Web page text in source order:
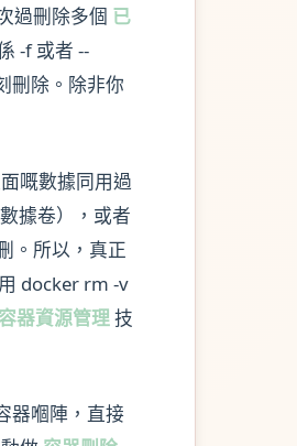
過刪除多個 已
-f 或者 --
刪除。除非你
嘅數據同用過
數據卷），或者
。所以，真正
docker rm -v
器資源管理技
器嗰陣，直接